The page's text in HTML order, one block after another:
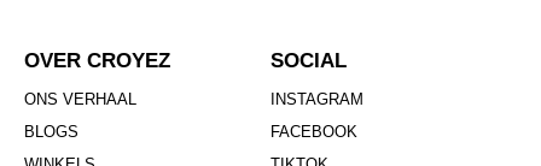
OVER CROYEZ
ONS VERHAAL
BLOGS
SOCIAL
INSTAGRAM
FACEBOOK